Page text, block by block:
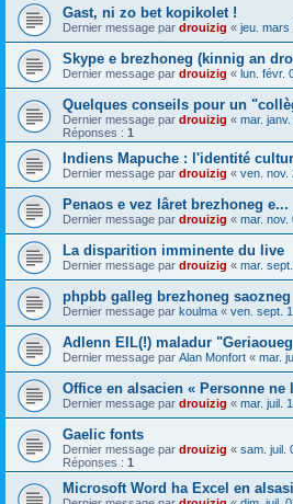
Gast, ni zo bet kopikolet !
Dernier message par drouizig « jeu. mars
Skype e brezhoneg (kinnig an
Dernier message par drouizig « lun. févr.
Quelques conseils pour un
Dernier message par drouizig « mar.
Réponses : 1
Indiens Mapuche : l'identité
Dernier message par drouizig « ven. nov.
Penaos e vez lâret brezhoneg e...
Dernier message par drouizig « mar. nov.
La disparition imminente du live
Dernier message par drouizig « mar.
phpbb galleg brezhoneg saozneg
Dernier message par koulma « ven. sept.
Adlenn EIL(!) maladur
Dernier message par Alan Monfort « mar.
Office en alsacien « Personne
Dernier message par drouizig « mar. juil.
Gaelic fonts
Dernier message par drouizig « sam. juil.
Réponses : 1
Microsoft Word ha Excel en